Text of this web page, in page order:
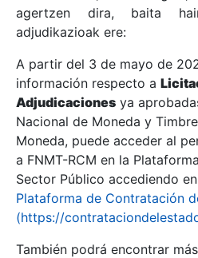
Erakutsi/Ezkutatu
Erakutsi/Ezkutatu
Erakutsi/Ezkutatu
agertzen dira, baita
adjudikazioak ere:
A partir del 3 de mayo de
información respecto a
Adjudicaciones ya
Nacional de Moneda y
Moneda, puede acceder al
a FNMT-RCM en la
Sector Público accediendo
Plataforma de Contratación
(https://
También podrá encontrar